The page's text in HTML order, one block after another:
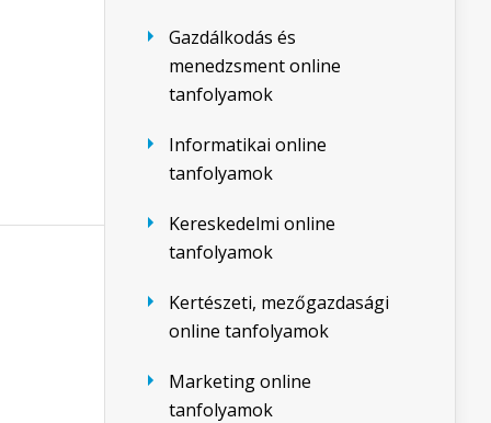
Gazdálkodás és
menedzsment online
tanfolyamok
Informatikai online
tanfolyamok
Kereskedelmi online
tanfolyamok
Kertészeti, mezőgazdasági
online tanfolyamok
Marketing online
tanfolyamok